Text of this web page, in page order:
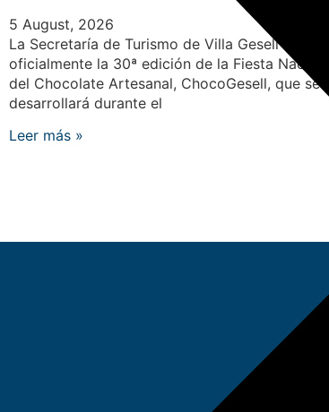
5 August, 2026
La Secretaría de Turismo de Villa Gesell lanzó
oficialmente la 30ª edición de la Fiesta Nacional
del Chocolate Artesanal, ChocoGesell, que se
desarrollará durante el
Leer más »